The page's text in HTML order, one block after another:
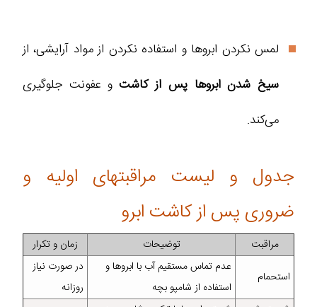
لمس نکردن ابروها و استفاده نکردن از مواد آرایشی، از
سیخ شدن ابروها پس از کاشتو عفونت جلوگیری
می‌کند.
جدول و لیست مراقبتهای اولیه و
ضروری پس از کاشت ابرو
مراقبت توضیحات زمان و تکرار
استحمام
عدم تماس مستقیم آب با ابروها و
استفاده از شامپو بچه
در صورت نیاز
روزانه